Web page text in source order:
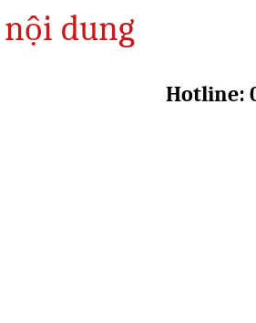
dung
Hotline: